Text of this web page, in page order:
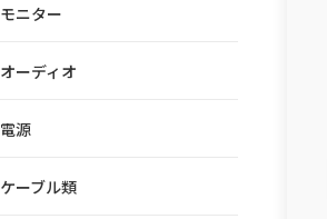
モニター
オーディオ
電源
ケーブル類